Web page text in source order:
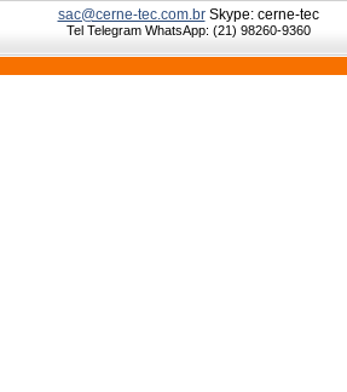
sac@cerne-tec.com.brSkype: cerne-tec
Tel Telegram WhatsApp: (21) 98260-9360